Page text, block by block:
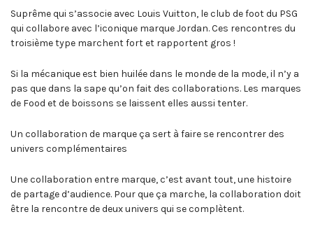
Suprême qui s’associe avec Louis Vuitton, le club de foot du PSG
qui collabore avec l’iconique marque Jordan. Ces rencontres du
troisième type marchent fort et rapportent gros !
Si la mécanique est bien huilée dans le monde de la mode, il n’y a
pas que dans la sape qu’on fait des collaborations. Les marques
de Food et de boissons se laissent elles aussi tenter.
Un collaboration de marque ça sert à faire se rencontrer des
univers complémentaires
Une collaboration entre marque, c’est avant tout, une histoire
de partage d’audience. Pour que ça marche, la collaboration doit
être la rencontre de deux univers qui se complètent.